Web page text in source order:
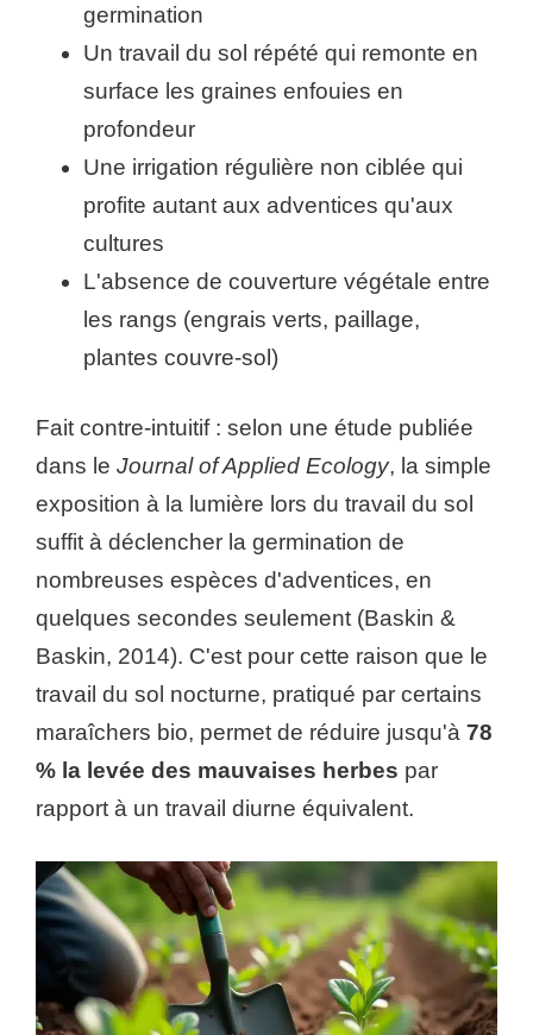
germination
Un travail du sol répété qui remonte en
surface les graines enfouies en
profondeur
Une irrigation régulière non ciblée qui
profite autant aux adventices qu'aux
cultures
L'absence de couverture végétale entre
les rangs (engrais verts, paillage,
plantes couvre-sol)
Fait contre-intuitif : selon une étude publiée
dans le Journal of Applied Ecology, la simple
exposition à la lumière lors du travail du sol
suffit à déclencher la germination de
nombreuses espèces d'adventices, en
quelques secondes seulement (Baskin &
Baskin, 2014). C'est pour cette raison que le
travail du sol nocturne, pratiqué par certains
maraîchers bio, permet de réduire jusqu'à 78
% la levée des mauvaises herbes par
rapport à un travail diurne équivalent.